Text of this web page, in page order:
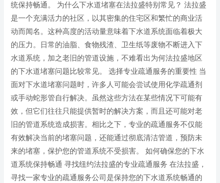
统保持畅通。 为什么下水道堵塞在法拉盛特别常见？ 法拉盛
是一个充满活力的社区，以其密集的住宅区和繁忙的商业活
动而闻名。这种高度的活动量意味着下水道系统面临着极大
的压力。日常的油脂、食物残渣、卫生纸等废物不断进入下
水道系统，加之老旧的管道设施，不难看出为何法拉盛地区
的下水道堵塞问题比较常见。 选择专业疏通服务的重要性 当
面对下水道堵塞问题时，许多人可能会尝试使用化学疏通剂
或手动蛇形管自行解决。虽然这些方法在某些情况下可能有
效，但它们往往只能提供暂时的解决方案，而且还可能对老
旧的管道系统造成损害。相比之下，专业的疏通服务不仅能
有效解决当前的堵塞问题，还能通过彻底清洁管道，预防未
来的堵塞，保护您的管道系统不受损害。 如何确保您的下水
道系统保持畅通 寻找纽约法拉盛的专业疏通服务 在法拉盛，
寻找一家专业的疏通服务公司是保持您的下水道系统畅通的